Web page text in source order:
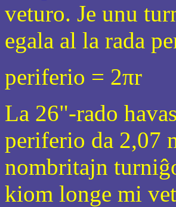
veturo. Je unu
egala al la rada
periferio = 2πr
La 26"-rado
periferio da 2,07
nombritajn
kiom longe mi